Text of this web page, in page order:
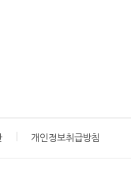
개인정보취급방침